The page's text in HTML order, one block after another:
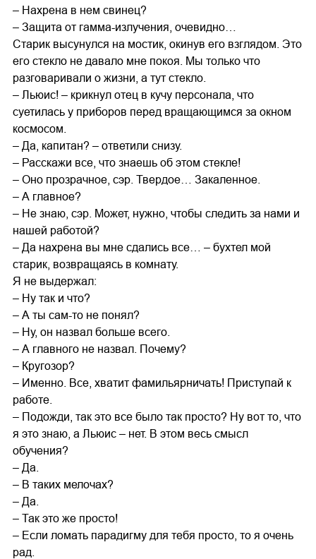
– Нахрена в нем свинец?
– Защита от гамма-излучения, очевидно…
Старик высунулся на мостик, окинув его взглядом. Это
его стекло не давало мне покоя. Мы только что
разговаривали о жизни, а тут стекло.
– Льюис! – крикнул отец в кучу персонала, что
суетилась у приборов перед вращающимся за окном
космосом.
– Да, капитан? – ответили снизу.
– Расскажи все, что знаешь об этом стекле!
– Оно прозрачное, сэр. Твердое… Закаленное.
– А главное?
– Не знаю, сэр. Может, нужно, чтобы следить за нами и
нашей работой?
– Да нахрена вы мне сдались все… – бухтел мой
старик, возвращаясь в комнату.
Я не выдержал:
– Ну так и что?
– А ты сам-то не понял?
– Ну, он назвал больше всего.
– А главного не назвал. Почему?
– Кругозор?
– Именно. Все, хватит фамильярничать! Приступай к
работе.
– Подожди, так это все было так просто? Ну вот то, что
я это знаю, а Льюис – нет. В этом весь смысл
обучения?
– Да.
– В таких мелочах?
– Да.
– Так это же просто!
– Если ломать парадигму для тебя просто, то я очень
рад.